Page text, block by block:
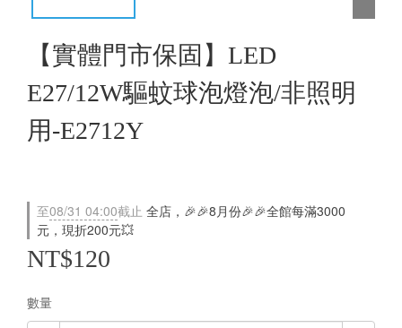
【實體門市保固】LED
E27/12W驅蚊球泡燈泡/非照明
用-E2712Y
至08/31 04:00截止 全店，🎉🎉8月份🎉🎉全館每滿3000
元，現折200元💥
NT$120
數量